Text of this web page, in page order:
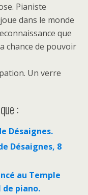
Pianiste
dans le monde
que
chance de pouvoir
Un verre
:
Désaignes.
Désaignes, 8
au Temple
de piano.